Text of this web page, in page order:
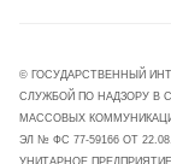
© ГОСУДАРСТВЕННЫЙ
СЛУЖБОЙ ПО НАДЗОРУ В
МАССОВЫХ
ЭЛ № ФС 77-59166 ОТ
УНИТАРНОЕ